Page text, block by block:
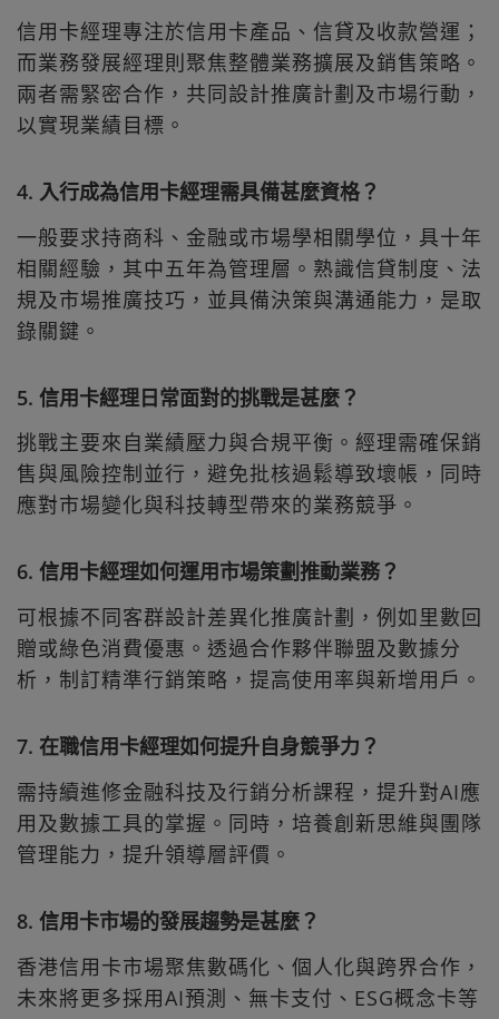
信用卡經理專注於信用卡產品、信貸及收款營運；
而業務發展經理則聚焦整體業務擴展及銷售策略。
兩者需緊密合作，共同設計推廣計劃及市場行動，
以實現業績目標。
4. 入行成為信用卡經理需具備甚麼資格？
一般要求持商科、金融或市場學相關學位，具十年
相關經驗，其中五年為管理層。熟識信貸制度、法
規及市場推廣技巧，並具備決策與溝通能力，是取
錄關鍵。
5. 信用卡經理日常面對的挑戰是甚麼？
挑戰主要來自業績壓力與合規平衡。經理需確保銷
售與風險控制並行，避免批核過鬆導致壞帳，同時
應對市場變化與科技轉型帶來的業務競爭。
6. 信用卡經理如何運用市場策劃推動業務？
可根據不同客群設計差異化推廣計劃，例如里數回
贈或綠色消費優惠。透過合作夥伴聯盟及數據分
析，制訂精準行銷策略，提高使用率與新增用戶。
7. 在職信用卡經理如何提升自身競爭力？
需持續進修金融科技及行銷分析課程，提升對AI應
用及數據工具的掌握。同時，培養創新思維與團隊
管理能力，提升領導層評價。
8. 信用卡市場的發展趨勢是甚麼？
香港信用卡市場聚焦數碼化、個人化與跨界合作，
未來將更多採用AI預測、無卡支付、ESG概念卡等